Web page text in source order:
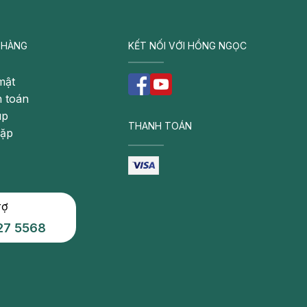
toán
5568
KẾT NỐI VỚI HỒNG NGỌC
THANH TOÁN